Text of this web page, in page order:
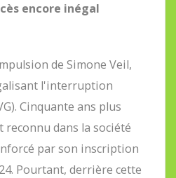
encore inégal
de Simone Veil,
l'interruption
Cinquante ans plus
dans la société
par son inscription
Pourtant, derrière cette